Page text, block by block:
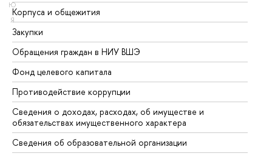
Ю
Я
Корпуса и общежития
Закупки
Обращения граждан в НИУ ВШЭ
Фонд целевого капитала
Противодействие коррупции
Сведения о доходах, расходах, об имуществе и
обязательствах имущественного характера
Сведения об образовательной организации